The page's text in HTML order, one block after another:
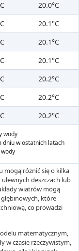
20.0°C
20.1°C
20.1°C
20.1°C
20.2°C
20.2°C
20.2°C
wody
w ostatnich latach
mogą różnić się o kilka
deszczach lub
wiatrów mogą
które
co prowadzi
matematycznym,
w czasie rzeczywistym,